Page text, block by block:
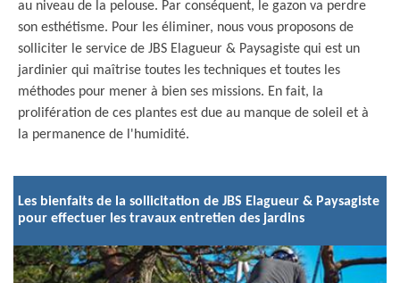
au niveau de la pelouse. Par conséquent, le gazon va perdre
son esthétisme. Pour les éliminer, nous vous proposons de
solliciter le service de JBS Elagueur & Paysagiste qui est un
jardinier qui maîtrise toutes les techniques et toutes les
méthodes pour mener à bien ses missions. En fait, la
prolifération de ces plantes est due au manque de soleil et à
la permanence de l'humidité.
Les bienfaits de la sollicitation de JBS Elagueur & Paysagiste
pour effectuer les travaux entretien des jardins